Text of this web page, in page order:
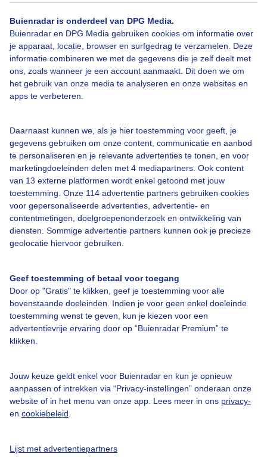
Buienradar is onderdeel van DPG Media.
Buienradar en DPG Media gebruiken cookies om informatie over
je apparaat, locatie, browser en surfgedrag te verzamelen. Deze
informatie combineren we met de gegevens die je zelf deelt met
ons, zoals wanneer je een account aanmaakt. Dit doen we om
het gebruik van onze media te analyseren en onze websites en
apps te verbeteren.
Daarnaast kunnen we, als je hier toestemming voor geeft, je
gegevens gebruiken om onze content, communicatie en aanbod
te personaliseren en je relevante advertenties te tonen, en voor
marketingdoeleinden delen met 4 mediapartners. Ook content
van 13 externe platformen wordt enkel getoond met jouw
toestemming. Onze 114 advertentie partners gebruiken cookies
voor gepersonaliseerde advertenties, advertentie- en
contentmetingen, doelgroepenonderzoek en ontwikkeling van
diensten. Sommige advertentie partners kunnen ook je precieze
geolocatie hiervoor gebruiken.
Geef toestemming of betaal voor toegang
Door op "Gratis" te klikken, geef je toestemming voor alle
bovenstaande doeleinden. Indien je voor geen enkel doeleinde
toestemming wenst te geven, kun je kiezen voor een
advertentievrije ervaring door op “Buienradar Premium” te
klikken.
Jouw keuze geldt enkel voor Buienradar en kun je opnieuw
aanpassen of intrekken via “Privacy-instellingen” onderaan onze
website of in het menu van onze app. Lees meer in ons privacy-
en cookiebeleid
Lijst met advertentiepartners
Bekijk slideshow
Over Buienradar
Bedrijfsgegevens
Contact
Toegankelijkheid
Gebruikersvoorwaarden
Adverteren
Privacy beleid
Cookie beleid